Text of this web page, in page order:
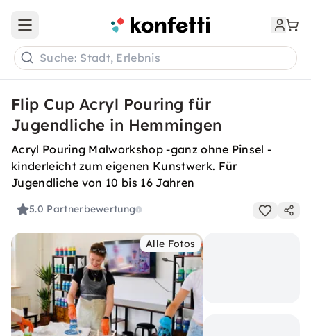
Open main menu
Suche: Stadt, Erlebnis
Flip Cup Acryl Pouring für
Jugendliche in Hemmingen
Acryl Pouring Malworkshop -ganz ohne Pinsel -
kinderleicht zum eigenen Kunstwerk. Für
Jugendliche von 10 bis 16 Jahren
5.0 Partnerbewertung
Alle Fotos